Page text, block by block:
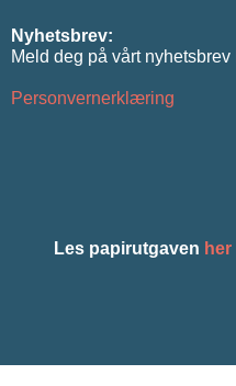
Nyhetsbrev:
Meld deg på vårt nyhetsbrev
Personvernerklæring
Les papirutgaven her